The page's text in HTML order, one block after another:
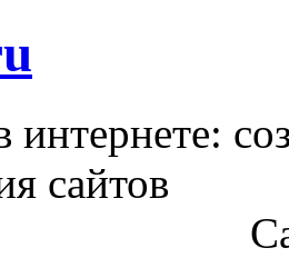
интернете:
сайтов